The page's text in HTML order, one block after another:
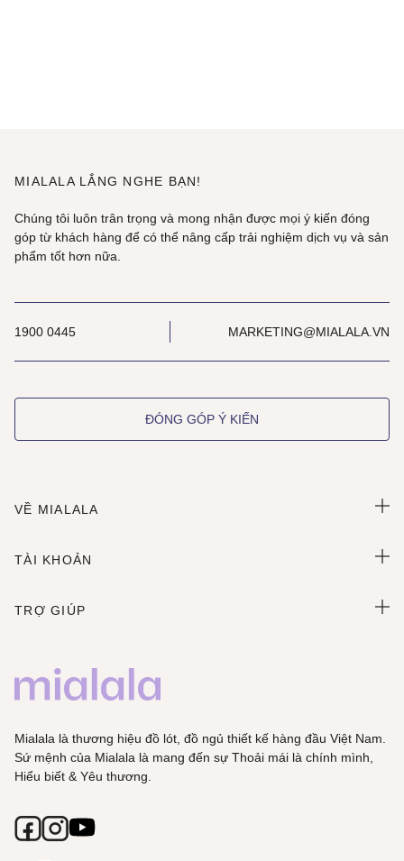
MIALALA LẮNG NGHE BẠN!
Chúng tôi luôn trân trọng và mong nhận được mọi ý kiến đóng
góp từ khách hàng để có thể nâng cấp trải nghiệm dịch vụ và sản
phẩm tốt hơn nữa.
1900 0445 MARKETING@MIALALA.VN
ĐÓNG GÓP Ý KIẾN
VỀ MIALALA
TÀI KHOẢN
TRỢ GIÚP
Mialala là thương hiệu đồ lót, đồ ngủ thiết kế hàng đầu Việt Nam.
Sứ mệnh của Mialala là mang đến sự Thoải mái là chính mình,
Hiểu biết & Yêu thương.